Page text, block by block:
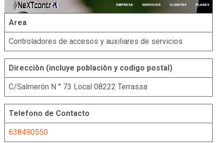
Area
Controladores de accesos y auxiliares de servicios
Direcciòn (incluye poblaciòn y codigo postal)
C/Salmerón N ° 73 Local 08222 Terrassa
Telefono de Contacto
638490550